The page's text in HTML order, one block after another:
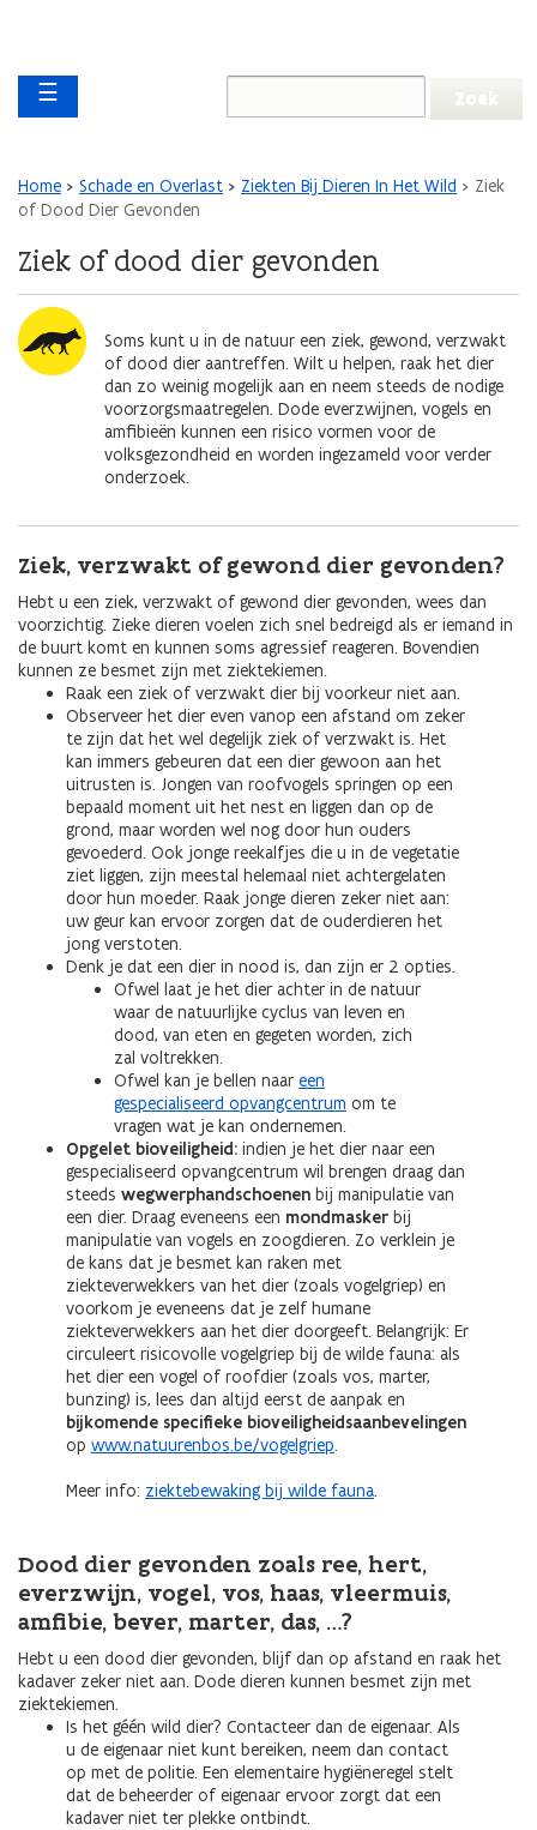
gaan
Main navigation
☰
Kruimelpad
Home Schade en Overlast Ziekten Bij Dieren In Het Wild
Ziek
of Dood Dier Gevonden
Ziek of dood dier gevonden
Afbeelding
Soms kunt u in de natuur een ziek, gewond, verzwakt
of dood dier aantreffen. Wilt u helpen, raak het dier
dan zo weinig mogelijk aan en neem steeds de nodige
voorzorgsmaatregelen. Dode everzwijnen, vogels en
amfibieën kunnen een risico vormen voor de
volksgezondheid en worden ingezameld voor verder
onderzoek.
Ziek, verzwakt of gewond dier gevonden?
Hebt u een ziek, verzwakt of gewond dier gevonden, wees dan
voorzichtig. Zieke dieren voelen zich snel bedreigd als er iemand in
de buurt komt en kunnen soms agressief reageren. Bovendien
kunnen ze besmet zijn met ziektekiemen.
Raak een ziek of verzwakt dier bij voorkeur niet aan.
Observeer het dier even vanop een afstand om zeker
te zijn dat het wel degelijk ziek of verzwakt is. Het
kan immers gebeuren dat een dier gewoon aan het
uitrusten is. Jongen van roofvogels springen op een
bepaald moment uit het nest en liggen dan op de
grond, maar worden wel nog door hun ouders
gevoederd. Ook jonge reekalfjes die u in de vegetatie
ziet liggen, zijn meestal helemaal niet achtergelaten
door hun moeder. Raak jonge dieren zeker niet aan:
uw geur kan ervoor zorgen dat de ouderdieren het
jong verstoten.
Denk je dat een dier in nood is, dan zijn er 2 opties.
Ofwel laat je het dier achter in de natuur
waar de natuurlijke cyclus van leven en
dood, van eten en gegeten worden, zich
zal voltrekken.
Ofwel kan je bellen naar een
gespecialiseerd opvangcentrum om te
vragen wat je kan ondernemen.
Opgelet bioveiligheid: indien je het dier naar een
gespecialiseerd opvangcentrum wil brengen draag dan
steeds wegwerphandschoenen bij manipulatie van
een dier. Draag eveneens een mondmasker bij
manipulatie van vogels en zoogdieren. Zo verklein je
de kans dat je besmet kan raken met
ziekteverwekkers van het dier (zoals vogelgriep) en
voorkom je eveneens dat je zelf humane
ziekteverwekkers aan het dier doorgeeft. Belangrijk: Er
circuleert risicovolle vogelgriep bij de wilde fauna: als
het dier een vogel of roofdier (zoals vos, marter,
bunzing) is, lees dan altijd eerst de aanpak en
bijkomende specifieke bioveiligheidsaanbevelingen
op www.natuurenbos.be/vogelgriep.
Meer info: ziektebewaking bij wilde fauna.
Dood dier gevonden zoals ree, hert,
everzwijn, vogel, vos, haas, vleermuis,
amfibie, bever, marter, das, …?
Hebt u een dood dier gevonden, blijf dan op afstand en raak het
kadaver zeker niet aan. Dode dieren kunnen besmet zijn met
ziektekiemen.
Is het géén wild dier? Contacteer dan de eigenaar. Als
u de eigenaar niet kunt bereiken, neem dan contact
op met de politie. Een elementaire hygiëneregel stelt
dat de beheerder of eigenaar ervoor zorgt dat een
kadaver niet ter plekke ontbindt.